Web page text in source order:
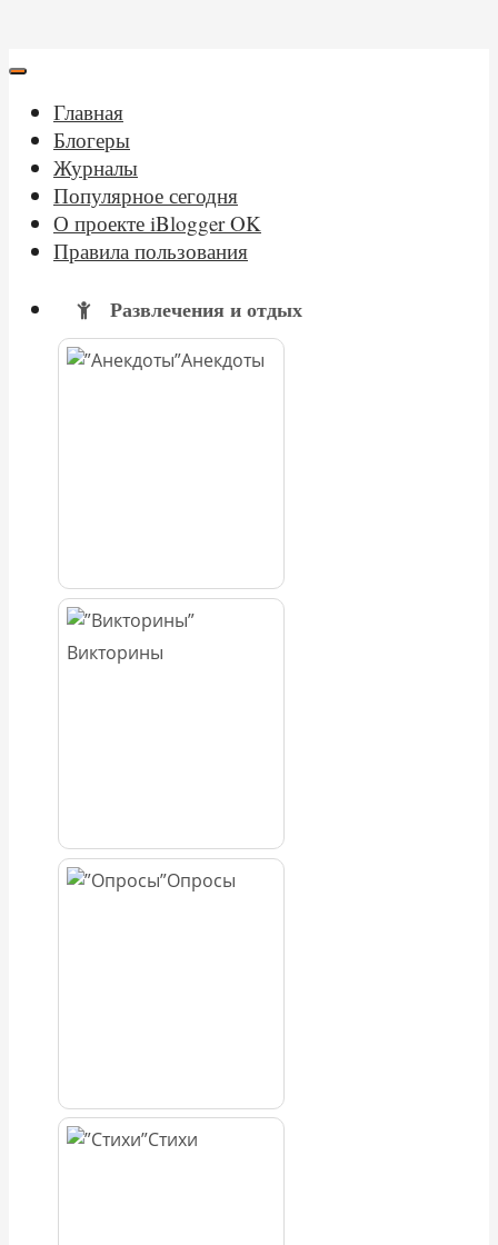
Главная
Блогеры
Журналы
Популярное сегодня
О проекте iBlogger OK
Правила пользования
Развлечения и отдых
Анекдоты
Викторины
Опросы
Стихи